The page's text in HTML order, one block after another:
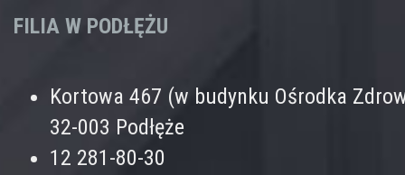
FILIA W PODŁĘŻU
Kortowa 467 (w budynku Ośrodka
32-003 Podłęże
12 281-80-30